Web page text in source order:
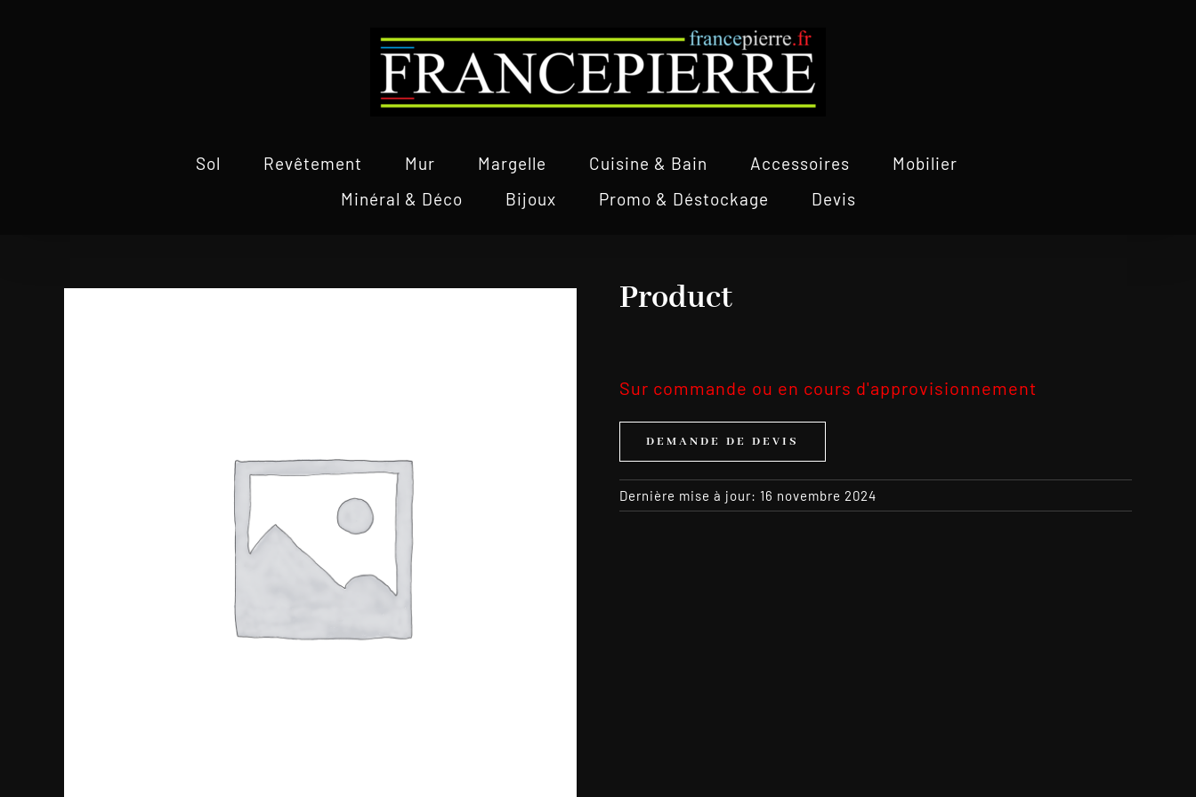
Sol Revêtement Mur Margelle Cuisine & Bain Accessoires
Mobilier
Minéral & Déco
Bijoux Promo & Déstockage Devis
Product
Sur commande ou en cours d'approvisionnement
DEMANDE DE DEVIS
Dernière mise à jour: 16 novembre 2024